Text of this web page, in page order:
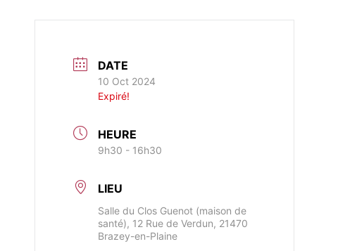
DATE
10 Oct 2024
Expiré!
HEURE
9h30 - 16h30
LIEU
Salle du Clos Guenot (maison de
santé), 12 Rue de Verdun, 21470
Brazey-en-Plaine